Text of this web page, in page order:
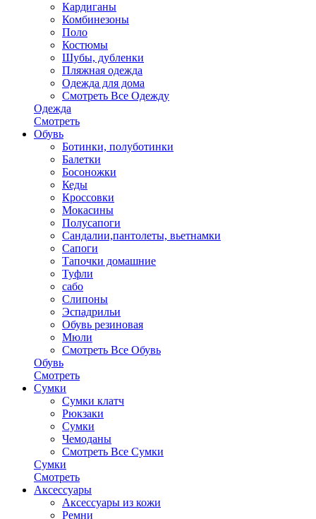
Кардиганы
Комбинезоны
Поло
Костюмы
Шубы, дубленки
Пляжная одежда
Одежда для дома
Смотреть Все Одежду
Одежда
Смотреть
Обувь
Ботинки, полуботинки
Балетки
Босоножки
Кеды
Кроссовки
Мокасины
Полусапоги
Сандалии,пантолеты, вьетнамки
Сапоги
Тапочки домашние
Туфли
сабо
Слипоны
Эспадрильи
Обувь резиновая
Мюли
Смотреть Все Обувь
Обувь
Смотреть
Сумки
Сумки клатч
Рюкзаки
Сумки
Чемоданы
Смотреть Все Сумки
Сумки
Смотреть
Аксессуары
Аксессуары из кожи
Ремни